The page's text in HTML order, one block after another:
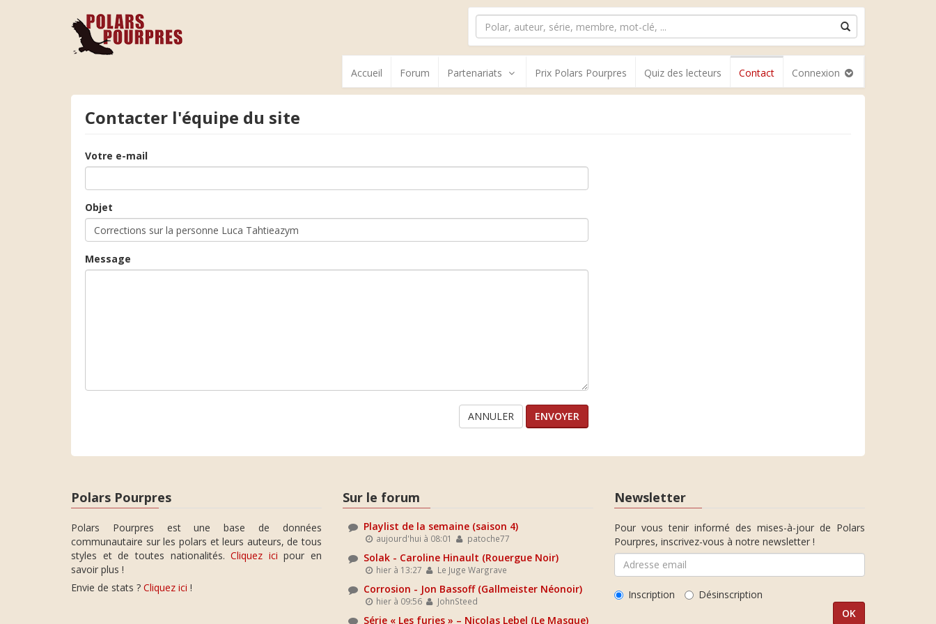
Accueil Forum Partenariats Prix Polars Pourpres Quiz des lecteurs Contact Connexion
Contacter l'équipe du site
Votre e-mail
Objet
Message
ANNULER
Polars Pourpres
Polars Pourpres est une base de données
communautaire sur les polars et leurs auteurs, de tous
styles et de toutes nationalités.Cliquez ici pour en
savoir plus !
Envie de stats ? Cliquez ici !
Sur le forum
Playlist de la semaine (saison 4)
aujourd'hui à 08:01 patoche77
Solak - Caroline Hinault (Rouergue Noir)
hier à 13:27 Le Juge Wargrave
Corrosion - Jon Bassoff (Gallmeister Néonoir)
hier à 09:56 JohnSteed
Série « Les furies » – Nicolas Lebel (Le Masque)
Newsletter
Pour vous tenir informé des mises-à-jour de Polars
Pourpres, inscrivez-vous à notre newsletter !
Inscription Désinscription